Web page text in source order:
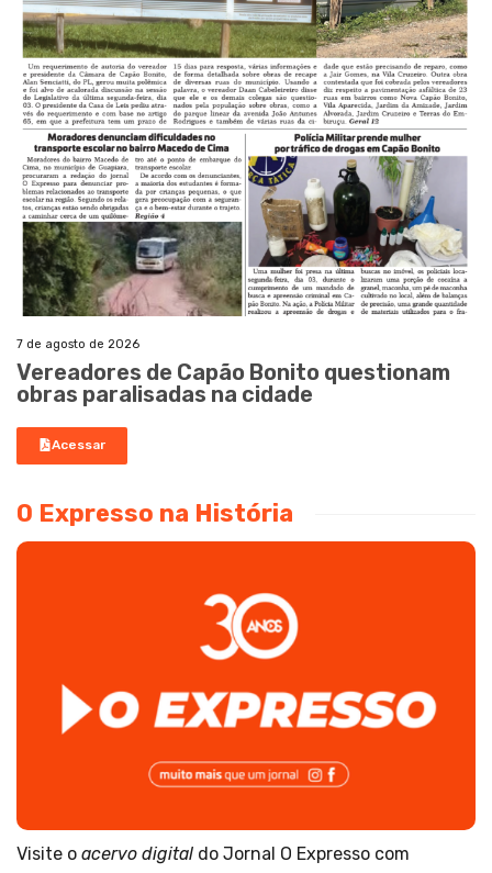
7 de agosto de 2026
Vereadores de Capão Bonito questionam
obras paralisadas na cidade
Acessar
O Expresso na História
Visite o acervo digital do Jornal O Expresso com